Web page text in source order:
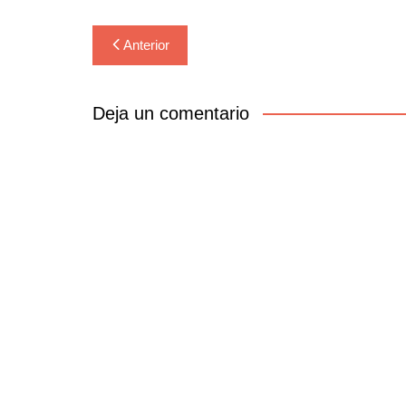
Navegación
de
entradas
Anterior
Deja un comentario